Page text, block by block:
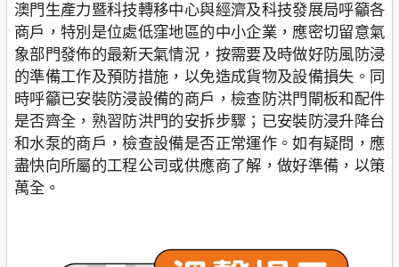
澳門生產力暨科技轉移中心與經濟及科技發展局呼籲各
商戶，特別是位處低窪地區的中小企業，應密切留意氣
象部門發佈的最新天氣情況，按需要及時做好防風防浸
的準備工作及預防措施，以免造成貨物及設備損失。同
時呼籲已安裝防浸設備的商戶，檢查防洪門閘板和配件
是否齊全，熟習防洪門的安拆步驟；已安裝防浸升降台
和水泵的商戶，檢查設備是否正常運作。如有疑問，應
盡快向所屬的工程公司或供應商了解，做好準備，以策
萬全。